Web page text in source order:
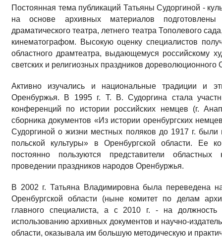
Постоянная тема публикаций Татьяны Судоргиной -
на основе архивных материалов подготовлены
драматического театра, летнего театра Тополевого
кинематографом. Высокую оценку специалистов
областного драмтеатра, выдающемуся российскому
светских и религиозных праздников дореволюционного
Активно изучались и национальные традиции и
Оренбуржья. В 1995 г. Т. В. Судоргина стала
конференций по истории российских немцев (г.
сборника документов «Из истории оренбургских
Судоргиной о жизни местных поляков до 1917 г.
польской культуры» в Оренбургской области. Ее
постоянно пользуются представители
проведении праздников народов Оренбуржья.
В 2002 г. Татьяна Владимировна была переведена
Оренбургской области (ныне комитет по делам
главного специалиста, а с 2010 г. - на должность
использованию архивных документов и научно-
области, оказывала им большую методическую и